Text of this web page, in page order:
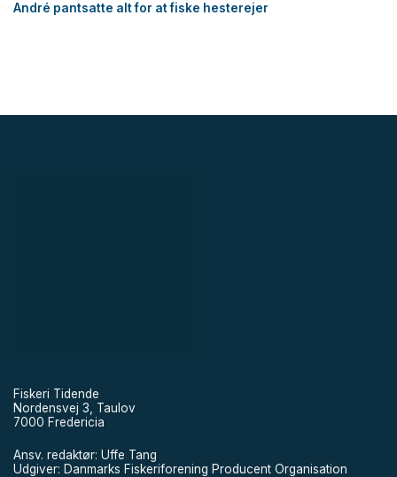
André pantsatte alt for at fiske hesterejer
Fiskeri Tidende
Nordensvej 3, Taulov
7000 Fredericia
Ansv. redaktør: Uffe Tang
Udgiver: Danmarks Fiskeriforening Producent Organisation